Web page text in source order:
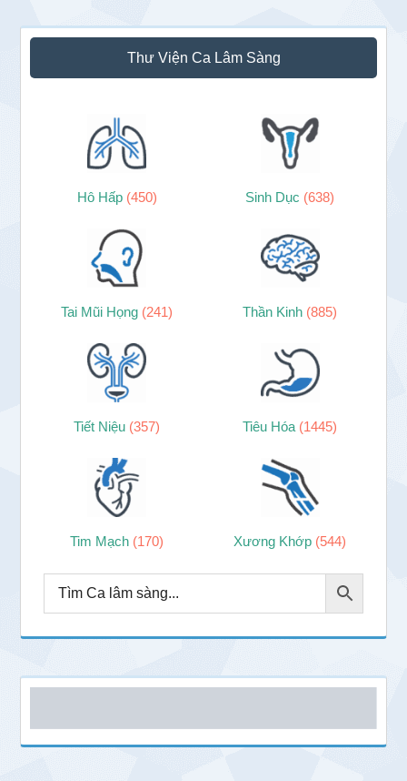
Thư Viện Ca Lâm Sàng
Hô Hấp (450) Sinh Dục (638)
Tai Mũi Họng (241) Thần Kinh (885)
Tiết Niệu (357) Tiêu Hóa (1445)
Tim Mạch (170) Xương Khớp (544)